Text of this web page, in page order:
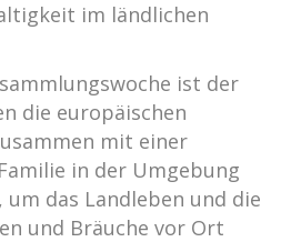
im ländlichen
ist der
die europäischen
mit einer
in der Umgebung
das Landleben und die
und Bräuche vor Ort